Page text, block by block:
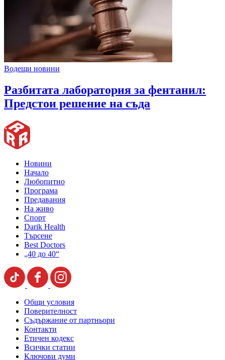
Водещи новини
Разбитата лаборатория за фентанил:
Предстои решение на съда
Новини
Начало
Любопитно
Програма
Предавания
На живо
Спорт
Darik Health
Търсене
Best Doctors
„40 до 40“
Общи условия
Поверителност
Съдържание от партньори
Контакти
Етичен кодекс
Всички статии
Ключови думи